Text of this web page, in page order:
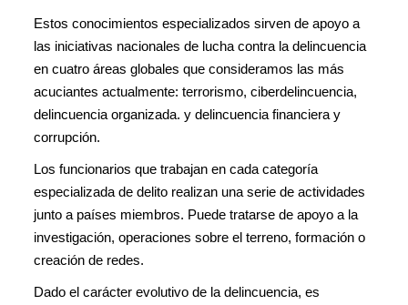
Estos conocimientos especializados sirven de apoyo a
las iniciativas nacionales de lucha contra la delincuencia
en cuatro áreas globales que consideramos las más
acuciantes actualmente: terrorismo, ciberdelincuencia,
delincuencia organizada. y delincuencia financiera y
corrupción.
Los funcionarios que trabajan en cada categoría
especializada de delito realizan una serie de actividades
junto a países miembros. Puede tratarse de apoyo a la
investigación, operaciones sobre el terreno, formación o
creación de redes.
Dado el carácter evolutivo de la delincuencia, es